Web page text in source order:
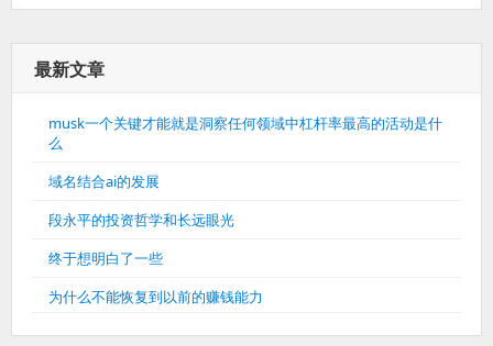
最新文章
musk一个关键才能就是洞察任何领域中杠杆率最高的活动是什
么
域名结合ai的发展
段永平的投资哲学和长远眼光
终于想明白了一些
为什么不能恢复到以前的赚钱能力